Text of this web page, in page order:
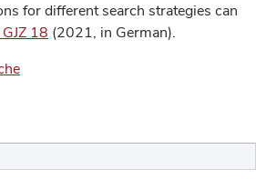
for different search strategies can
18 (2021, in German).